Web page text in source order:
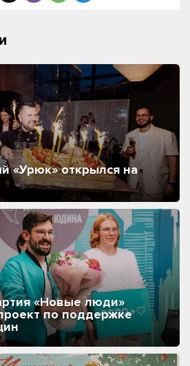
«Урюк» открылся на
«Новые люди»
по поддержке